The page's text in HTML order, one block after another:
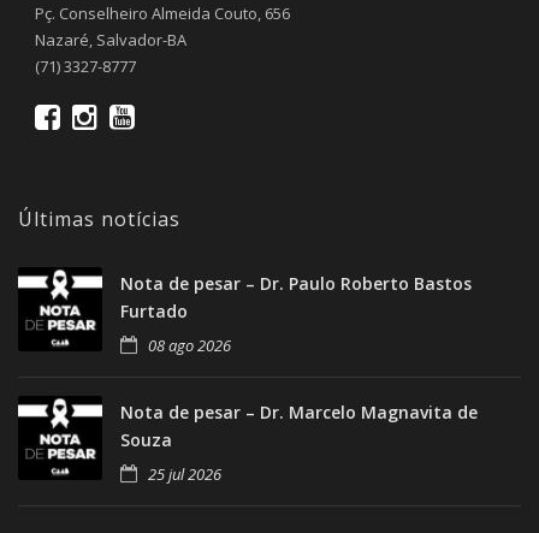
Pç. Conselheiro Almeida Couto, 656
Nazaré, Salvador-BA
(71) 3327-8777
Últimas notícias
Nota de pesar – Dr. Paulo Roberto Bastos
Furtado
08 ago 2026
Nota de pesar – Dr. Marcelo Magnavita de
Souza
25 jul 2026